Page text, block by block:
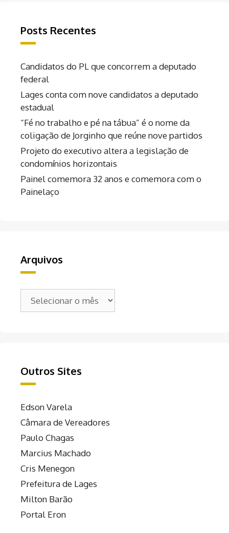
Posts Recentes
Candidatos do PL que concorrem a deputado
federal
Lages conta com nove candidatos a deputado
estadual
“Fé no trabalho e pé na tábua” é o nome da
coligação de Jorginho que reúne nove partidos
Projeto do executivo altera a legislação de
condomínios horizontais
Painel comemora 32 anos e comemora com o
Painelaço
Arquivos
Arquivos
Outros Sites
Edson Varela
Câmara de Vereadores
Paulo Chagas
Marcius Machado
Cris Menegon
Prefeitura de Lages
Milton Barão
Portal Eron